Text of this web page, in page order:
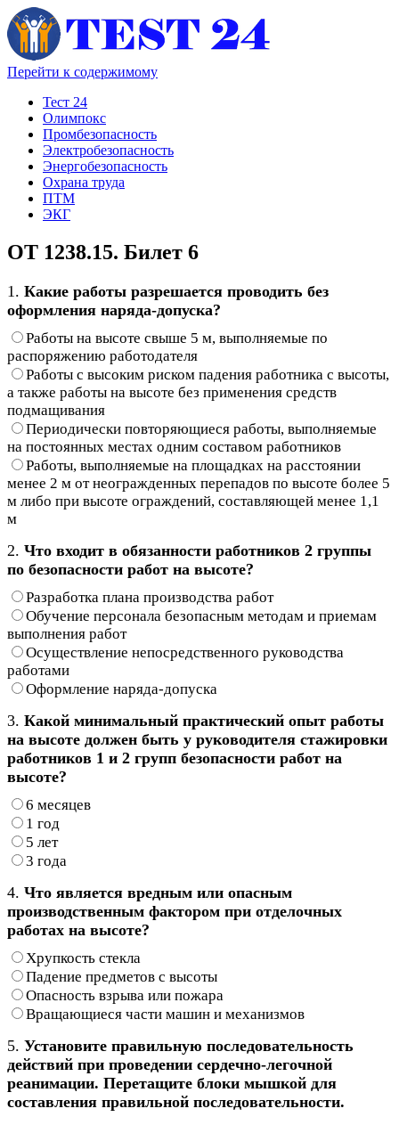
Перейти к содержимому
Тест 24
Олимпокс
Промбезопасность
Электробезопасность
Энергобезопасность
Охрана труда
ПТМ
ЭКГ
ОТ 1238.15. Билет 6
1. Какие работы разрешается проводить без
оформления наряда-допуска?
Работы на высоте свыше 5 м, выполняемые по
распоряжению работодателя
Работы с высоким риском падения работника с высоты,
а также работы на высоте без применения средств
подмащивания
Периодически повторяющиеся работы, выполняемые
на постоянных местах одним составом работников
Работы, выполняемые на площадках на расстоянии
менее 2 м от неогражденных перепадов по высоте более 5
м либо при высоте ограждений, составляющей менее 1,1
м
2. Что входит в обязанности работников 2 группы
по безопасности работ на высоте?
Разработка плана производства работ
Обучение персонала безопасным методам и приемам
выполнения работ
Осуществление непосредственного руководства
работами
Оформление наряда-допуска
3. Какой минимальный практический опыт работы
на высоте должен быть у руководителя стажировки
работников 1 и 2 групп безопасности работ на
высоте?
6 месяцев
1 год
5 лет
3 года
4. Что является вредным или опасным
производственным фактором при отделочных
работах на высоте?
Хрупкость стекла
Падение предметов с высоты
Опасность взрыва или пожара
Вращающиеся части машин и механизмов
5. Установите правильную последовательность
действий при проведении сердечно-легочной
реанимации. Перетащите блоки мышкой для
составления правильной последовательности.